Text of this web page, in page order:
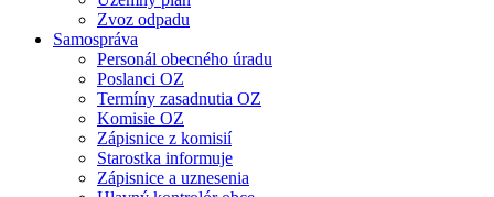
Zvoz odpadu
Samospráva
Personál obecného úradu
Poslanci OZ
Termíny zasadnutia OZ
Komisie OZ
Zápisnice z komisií
Starostka informuje
Zápisnice a uznesenia